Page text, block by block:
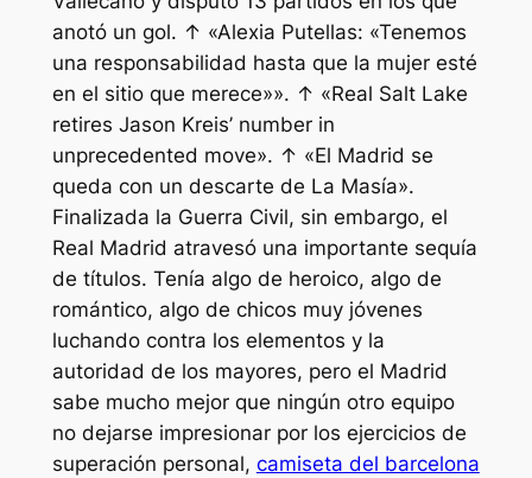
anotó un gol. ↑ «Alexia Putellas: «Tenemos
una responsabilidad hasta que la mujer esté
en el sitio que merece»». ↑ «Real Salt Lake
retires Jason Kreis’ number in
unprecedented move». ↑ «El Madrid se
queda con un descarte de La Masía».
Finalizada la Guerra Civil, sin embargo, el
Real Madrid atravesó una importante sequía
de títulos. Tenía algo de heroico, algo de
romántico, algo de chicos muy jóvenes
luchando contra los elementos y la
autoridad de los mayores, pero el Madrid
sabe mucho mejor que ningún otro equipo
no dejarse impresionar por los ejercicios de
superación personal, camiseta del barcelona